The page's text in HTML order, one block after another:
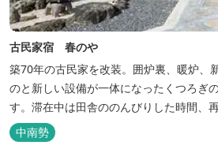
古民家宿 春のや
築70年の古民家を改装。囲炉裏、暖炉、
のと新しい設備が一体になったくつろぎ
す。滞在中は田舎ののんびりした時間、
しみください。 【時間】 《 チェックイン 》 15：00～20：00の間
にお願いいたします。 《 チェックアウト 》 10：00まで 【御
中南勢